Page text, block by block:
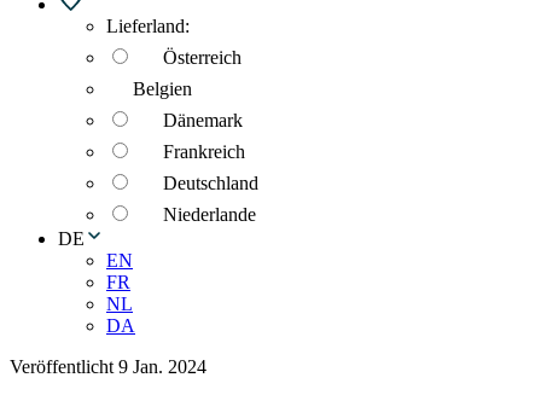
Lieferland:
Österreich
Belgien
Dänemark
Frankreich
Deutschland
Niederlande
DE
EN
FR
NL
DA
Veröffentlicht 9 Jan. 2024